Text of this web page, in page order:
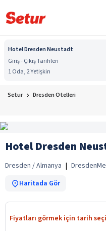
Hotel Dresden Neustadt
Giriş - Çıkış Tarihleri
1 Oda, 2 Yetişkin
Setur Dresden Otelleri
Hotel Dresden
Dresden / Almanya | Dresden
Haritada Gör
Fiyatları görmek için tarih